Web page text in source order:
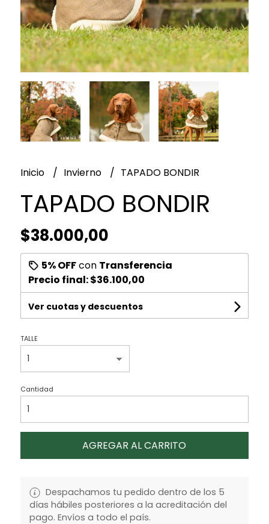
Inicio Invierno TAPADO BONDIR
TAPADO BONDIR
$38.000,00
5% OFFcon Transferencia
Precio final:$36.100,00
Ver cuotas y descuentos
TALLE
Cantidad
AGREGAR AL CARRITO
Despachamos tu pedido dentro de los 5
días hábiles posteriores a la acreditación del
pago. Envíos a todo el país.